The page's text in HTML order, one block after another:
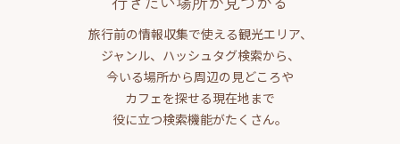
旅行前の情報収集で使える観光エリア、
ジャンル、ハッシュタグ検索から、
今いる場所から周辺の見どころや
カフェを探せる現在地まで
役に立つ検索機能がたくさん。